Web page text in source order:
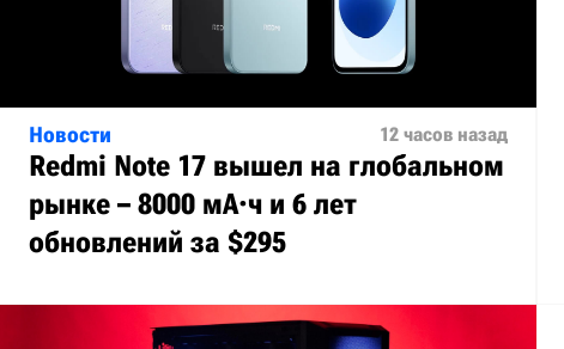
Новости 12 часов назад
Redmi Note 17 вышел на глобальном
рынке – 8000 мА·ч и 6 лет
обновлений за $295